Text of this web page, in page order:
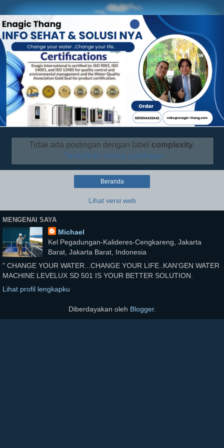
Tidak ada postingan dengan label complexity.
Tampilkan semua postingan
Beranda
Lihat versi web
MENGENAI SAYA
Michael
Kel Pegadungan-Kalideres-Cengkareng, Jakarta
Barat, Jakarta Barat, Indonesia
" CHANGE YOUR WATER...CHANGE YOUR LIFE..KAN'GEN WATER
MACHINE LEVELUX SD 501 IS YOUR BETTER SOLUTION.
Lihat profil lengkapku
Diberdayakan oleh Blogger.